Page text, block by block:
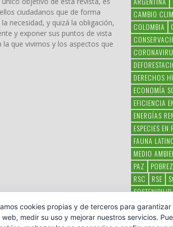
ciudadanos que de forma
necesidad, y quizá la obligación,
y exponer sus puntos de vista
la que vivimos y los aspectos que
CAMBIO
COLOMBIA
DERECHOS
ECONOMÍA
EFICIENCIA
ENERGÍAS
ESPECIES
FAUNA
MEDIO
PAZ
RSC
RSE
VIOLENCIA
cookies propias y de terceros para
web, medir su uso y mejorar nuestros servicios.